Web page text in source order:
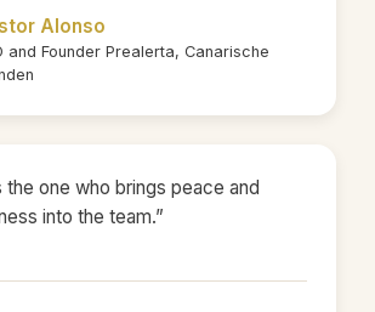
Alonso
and Founder Prealerta, Canarische
the one who brings peace and
into the team.”